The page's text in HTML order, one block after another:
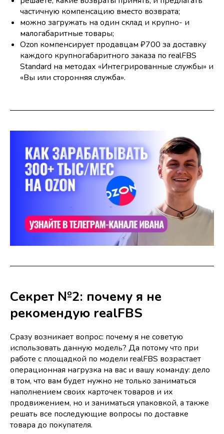
частичную компенсацию вместо возврата;
можно загружать на один склад и крупно- и
малогабаритные товары;
Ozon компенсирует продавцам ₽700 за доставку
каждого крупногабаритного заказа по realFBS
Standard на методах «Интегрированные службы» и
«Вы или сторонняя служба».
Секрет №2: почему я не
рекомендую realFBS
Сразу возникает вопрос: почему я не советую
использовать данную модель? Да потому что при
работе с площадкой по модели realFBS возрастает
операционная нагрузка на вас и вашу команду: дело
в том, что вам будет нужно не только заниматься
наполнением своих карточек товаров и их
продвижением, но и заниматься упаковкой, а также
решать все последующие вопросы по доставке
товара до покупателя.